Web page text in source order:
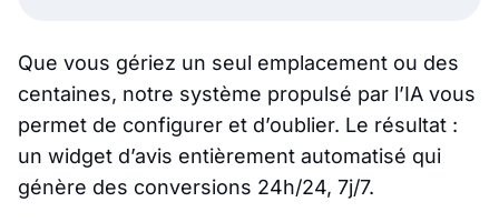
Que vous gériez un seul emplacement ou des
centaines, notre système propulsé par l’IA vous
permet de configurer et d’oublier. Le résultat :
un widget d’avis entièrement automatisé qui
génère des conversions 24h/24, 7j/7.